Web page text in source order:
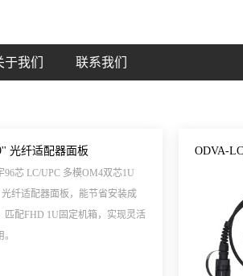
于我们 联系我们
光纤适配器面板
96芯 LC/UPC 多模OM4双芯1U
光纤适配器面板，能节省安装成
匹配FHD 1U固定机箱，实现灵活
ODVA-